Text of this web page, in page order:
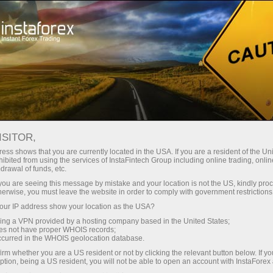
akaun segera Platform dagangan
Pedagang
Baru
Untuk Pelabur
Untuk Rakan
Niaga
USDJPY.FX
157.844 (%)
07 Aug 2026 20:59
- 8 August 2026 1 year 4 years | Actual Previous |
Data not found
shows that you are currently located in the USA. If you are a resident of the
from using the services of InstaFintech Group including online trading,
of funds, etc.
are seeing this message by mistake and your location is not the US, kindly
you must leave the website in order to comply with government
IP address show your location as the USA?
a VPN provided by a hosting company based in the United States;
not have proper WHOIS records;
in the WHOIS geolocation database.
whether you are a US resident or not by clicking the relevant button below. If
being a US resident, you will not be able to open an account with InstaForex